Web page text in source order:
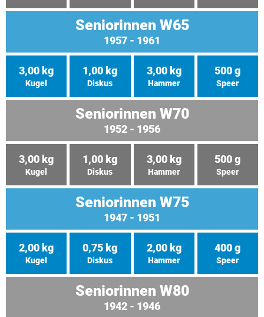
Seniorinnen W65
1957 - 1961
3,00 kg
Kugel
1,00 kg
Diskus
3,00 kg
Hammer
500 g
Speer
Seniorinnen W70
1952 - 1956
3,00 kg
Kugel
1,00 kg
Diskus
3,00 kg
Hammer
500 g
Speer
Seniorinnen W75
1947 - 1951
2,00 kg
Kugel
0,75 kg
Diskus
2,00 kg
Hammer
400 g
Speer
Seniorinnen W80
1942 - 1946